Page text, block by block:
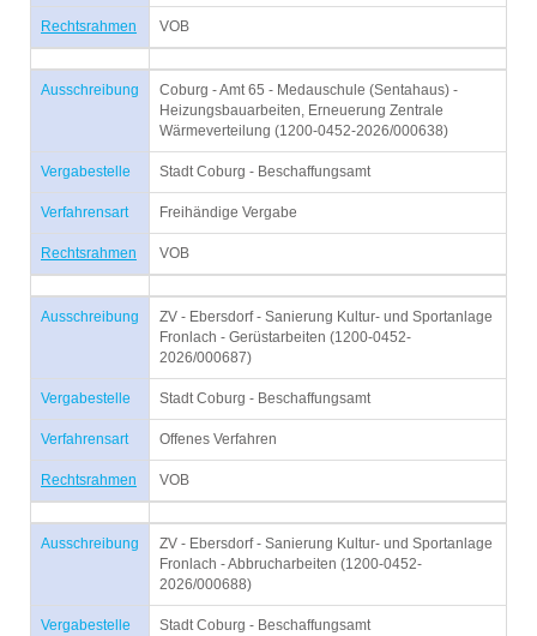
Rechtsrahmen VOB
Ausschreibung
Coburg - Amt 65 - Medauschule (Sentahaus) -
Heizungsbauarbeiten, Erneuerung Zentrale
Wärmeverteilung (1200-0452-2026/000638)
Vergabestelle Stadt Coburg - Beschaffungsamt
Verfahrensart Freihändige Vergabe
Rechtsrahmen VOB
Ausschreibung
ZV - Ebersdorf - Sanierung Kultur- und Sportanlage
Fronlach - Gerüstarbeiten (1200-0452-
2026/000687)
Vergabestelle Stadt Coburg - Beschaffungsamt
Verfahrensart Offenes Verfahren
Rechtsrahmen VOB
Ausschreibung
ZV - Ebersdorf - Sanierung Kultur- und Sportanlage
Fronlach - Abbrucharbeiten (1200-0452-
2026/000688)
Vergabestelle Stadt Coburg - Beschaffungsamt